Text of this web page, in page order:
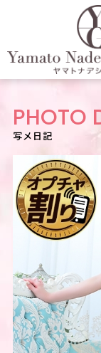
PHOTO
写メ日記